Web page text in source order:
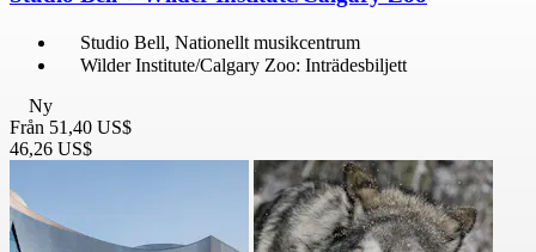
Studio Bell, Nationellt musikcentrum
Wilder Institute/Calgary Zoo: Inträdesbiljett
Ny
Från 51,40 US$
46,26 US$